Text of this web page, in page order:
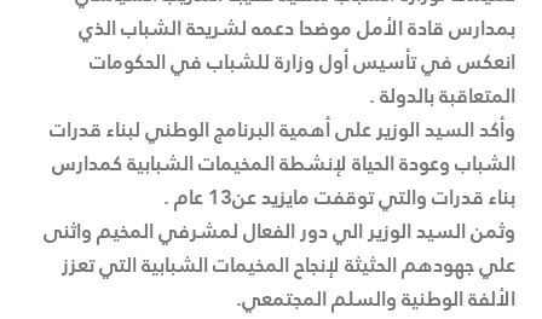
بمدارس قادة الأمل موضحا دعمه لشريحة الشباب الذي
انعكس في تأسيس أول وزارة للشباب في الحكومات
المتعاقبة بالدولة .
وأكد السيد الوزير على أهمية البرنامج الوطني لبناء قدرات
الشباب وعودة الحياة لإنشطة المخيمات الشبابية كمدارس
بناء قدرات والتي توقفت مايزيد عن13 عام .
وثمن السيد الوزير الي دور الفعال لمشرفي المخيم واثنى
علي جهودهم الحثيثة لإنجاح المخيمات الشبابية التي تعزز
الألفة الوطنية والسلم المجتمعي.